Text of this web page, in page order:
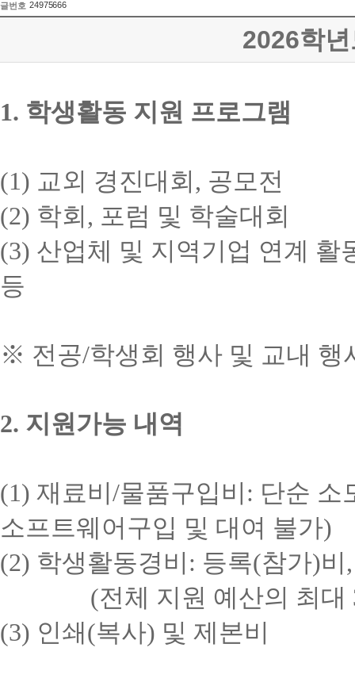
글번호 24975666
2026학
1. 학생활동 지원 프로그램
(1) 교외 경진대회 , 공모전
(2) 학회 , 포럼 및 학술대회
(3) 산업체 및 지역기업 연계 활
등
※ 전공/학생회 행사 및 교내
2. 지원가능 내역
(1) 재료비 /물품구입비 : 단순 소
소프트웨어구입 및 대여 불가)
(2) 학생활동경비 : 등록(참가)비
(전체 지원 예산의 최대
(3) 인쇄 (복사) 및 제본비